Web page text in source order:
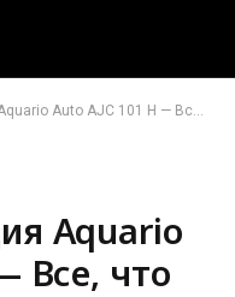
AJC 101 H — Все, что нужно знать
Aquario
Все, что